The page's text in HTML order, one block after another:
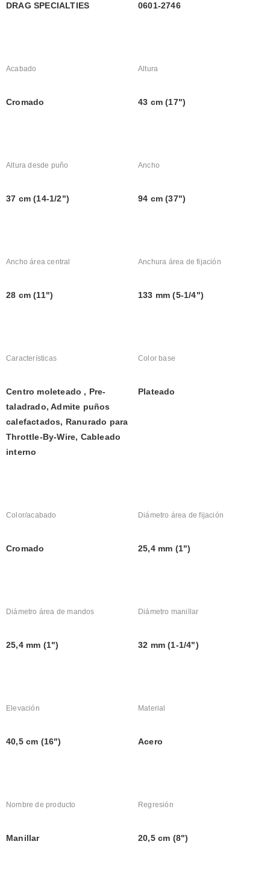
DRAG SPECIALTIES 0601-2746
Acabado
Cromado
Altura
43 cm (17")
Altura desde puño
37 cm (14-1/2")
Ancho
94 cm (37")
Ancho área central
28 cm (11")
Anchura área de fijación
133 mm (5-1/4")
Características
Centro moleteado , Pre-
taladrado, Admite puños
calefactados, Ranurado para
Throttle-By-Wire, Cableado
interno
Color base
Plateado
Color/acabado
Cromado
Diámetro área de fijación
25,4 mm (1")
Diámetro área de mandos
25,4 mm (1")
Diámetro manillar
32 mm (1-1/4")
Elevación
40,5 cm (16")
Material
Acero
Nombre de producto
Manillar
Regresión
20,5 cm (8")